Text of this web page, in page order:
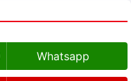
Whatsapp